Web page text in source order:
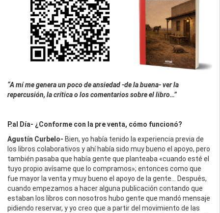
“A mí me genera un poco de ansiedad -de la buena- ver la
repercusión, la crítica o los comentarios sobre el libro…”
P.al Día- ¿Conforme con la pre venta, cómo funcionó?
Agustín Curbelo- Bien, yo había tenido la experiencia previa de
los libros colaborativos y ahí había sido muy bueno el apoyo, pero
también pasaba que había gente que planteaba «cuando esté el
tuyo propio avísame que lo compramos»; entonces como que
fue mayor la venta y muy bueno el apoyo de la gente… Después,
cuando empezamos a hacer alguna publicación contando que
estaban los libros con nosotros hubo gente que mandó mensaje
pidiendo reservar, y yo creo que a partir del movimiento de las